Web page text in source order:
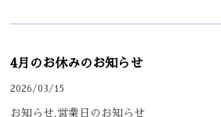
4月のお休みのお知らせ
2026/03/15
お知らせ,営業日のお知らせ